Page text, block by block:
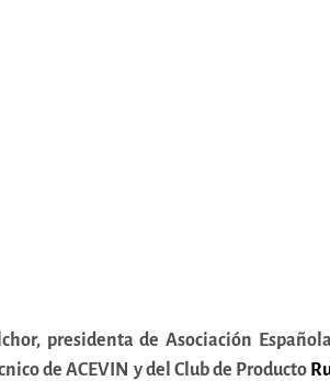
presidenta de Asociación
de ACEVIN y del Club de Producto